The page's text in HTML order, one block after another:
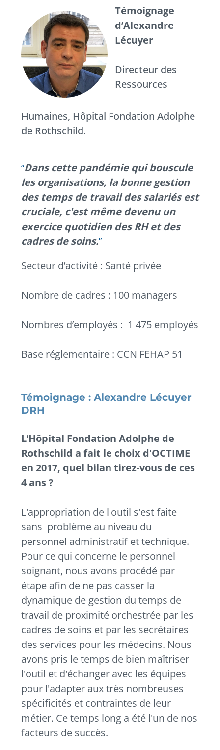
Témoignage
d’Alexandre
Lécuyer
Directeur des
Ressources
Humaines, Hôpital Fondation Adolphe
de Rothschild.
Dans cette pandémie qui bouscule
les organisations, la bonne gestion
des temps de travail des salariés est
cruciale, c'est même devenu un
exercice quotidien des RH et des
cadres de soins.
Secteur d’activité : Santé privée
Nombre de cadres : 100 managers
Nombres d’employés : 1 475 employés
Base réglementaire : CCN FEHAP 51
Témoignage : Alexandre Lécuyer
DRH
L’Hôpital Fondation Adolphe de
Rothschild a fait le choix d'OCTIME
en 2017, quel bilan tirez-vous de ces
4 ans ?
L'appropriation de l'outil s'est faite
sans problème au niveau du
personnel administratif et technique.
Pour ce qui concerne le personnel
soignant, nous avons procédé par
étape afin de ne pas casser la
dynamique de gestion du temps de
travail de proximité orchestrée par les
cadres de soins et par les secrétaires
des services pour les médecins. Nous
avons pris le temps de bien maîtriser
l'outil et d'échanger avec les équipes
pour l'adapter aux très nombreuses
spécificités et contraintes de leur
métier. Ce temps long a été l'un de nos
facteurs de succès.